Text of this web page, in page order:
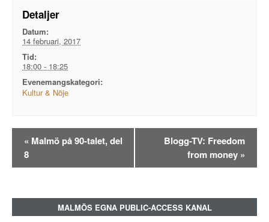
Detaljer
Datum:
14 februari, 2017
Tid:
18:00 - 18:25
Evenemangskategori:
Kultur & Nöje
Evenemangsnavigation
« Malmö på 90-talet, del
8
Blogg-TV: Freedom
from money »
MALMÖS EGNA PUBLIC-ACCESS KANAL